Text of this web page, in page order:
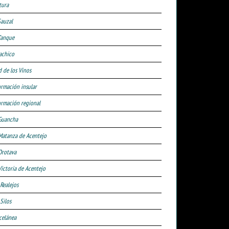
de los Vinos
insular
regional
de Acentejo
de Acentejo